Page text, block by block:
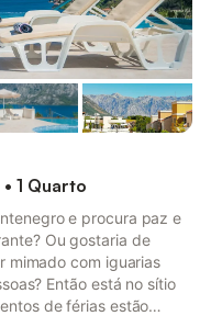
1 Quarto
e procura paz e
Ou gostaria de
mimado com iguarias
Então está no sítio
de férias estão